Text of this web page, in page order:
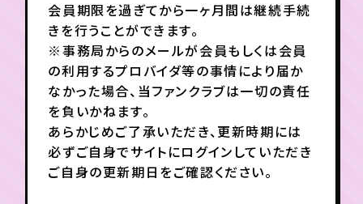
会員期限を過ぎてから一ヶ月間は継続手続
きを行うことができます。
※事務局からのメールが会員もしくは会員
の利用するプロバイダ等の事情により届か
なかった場合、当ファンクラブは一切の責任
を負いかねます。
あらかじめご了承いただき、更新時期には
必ずご自身でサイトにログインしていただき
ご自身の更新期日をご確認ください。